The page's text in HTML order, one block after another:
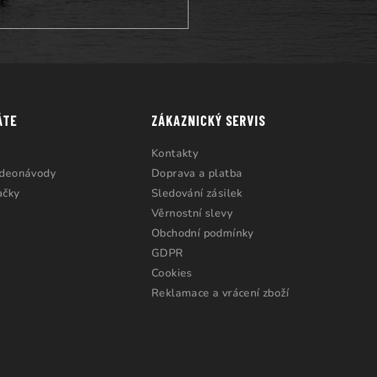
ZÁKAZNICKÝ SERVIS
Kontakty
Doprava a platba
Sledování zásilek
Věrnostní slevy
Obchodní podmínky
GDPR
Cookies
Reklamace a vrácení zboží